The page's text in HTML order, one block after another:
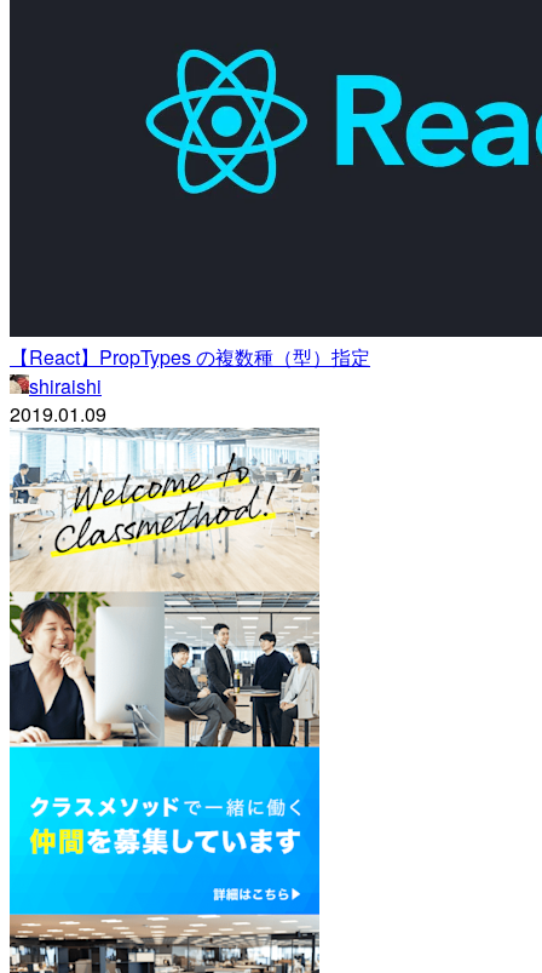
【React】PropTypes の複数種（型）指定
shiraishi
2019.01.09